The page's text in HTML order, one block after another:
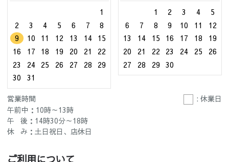
1
2
3 4 5 6 7
8
9
10 11 12 13 14
15
16
17 18 19 20 21
22
23
24 25 26 27 28
29
30
31
1
2 3 4
5
6
7 8 9 10 11
12
13
14 15 16 17 18
19
20
21 22 23 24 25
26
27
28 29 30
営業時間
: 休業日
午前中：10時～13時
午 後：14時30分～18時
休 み：土日祝日、店休日
ご利用について